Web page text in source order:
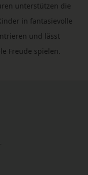
unterstützen die
in fantasievolle
und lässt
Freude spielen.